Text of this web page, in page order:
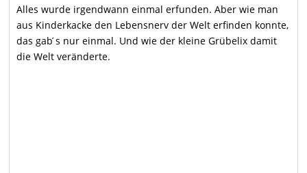
Alles wurde irgendwann einmal erfunden. Aber wie man
aus Kinderkacke den Lebensnerv der Welt erfinden konnte,
das gab ́s nur einmal. Und wie der kleine Grübelix damit
die Welt veränderte.